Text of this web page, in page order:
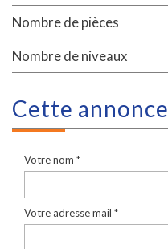
Nombre de pièces
Nombre de niveaux
cette annonce
Votre nom *
Votre adresse mail *